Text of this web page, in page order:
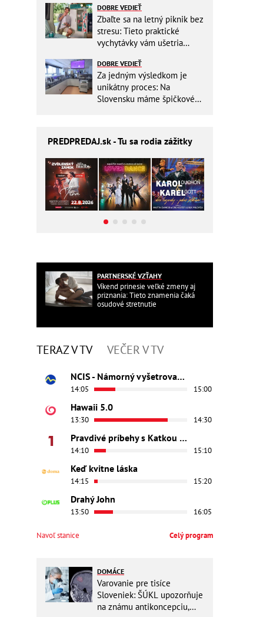
DOBRE VEDIEŤ
Zbaľte sa na letný piknik bez
stresu: Tieto praktické
vychytávky vám ušetria
DOBRE VEDIEŤ
Za jedným výsledkom je
unikátny proces: Na
Slovensku máme špičkové
PREDPREDAJ.sk - Tu sa rodia zážitky
PARTNERSKÉ VZŤAHY
Víkend prinesie veľké zmeny aj
priznania: Tieto znamenia čaká
osudové stretnutie
TERAZ V TV VEČER V TV
NCIS - Námorný vyšetrovací úrad
14:05 15:00
Hawaii 5.0
13:30 14:30
Pravdivé príbehy s Katkou Brychtovou
14:10 15:10
Keď kvitne láska
14:15 15:20
Drahý John
13:50 16:05
Navoľ stanice Celý program
DOMÁCE
Varovanie pre tisíce
Sloveniek: ŠÚKL upozorňuje
na známu antikoncepciu,